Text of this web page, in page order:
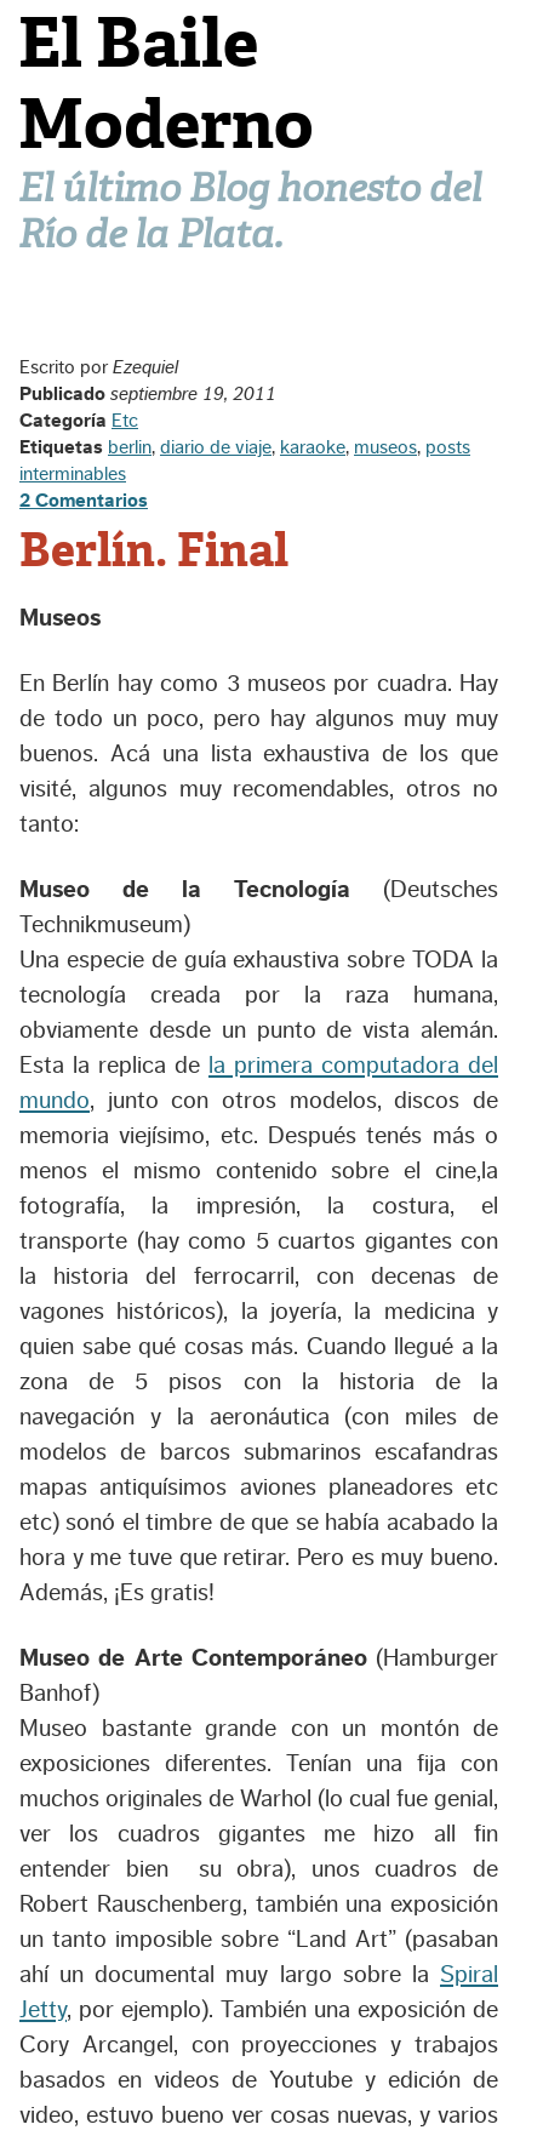
El Baile
Moderno
El último Blog honesto del
Río de la Plata.
Escrito porEzequiel
Publicado septiembre 19, 2011
Categoría Etc
Etiquetas berlin, diario de viaje, karaoke, museos, posts
interminables
2 Comentarios
Berlín. Final
Museos
En Berlín hay como 3 museos por cuadra. Hay
de todo un poco, pero hay algunos muy muy
buenos. Acá una lista exhaustiva de los que
visité, algunos muy recomendables, otros no
tanto:
Museo de la Tecnología (Deutsches
Technikmuseum)
Una especie de guía exhaustiva sobre TODA la
tecnología creada por la raza humana,
obviamente desde un punto de vista alemán.
Esta la replica de la primera computadora del
mundo, junto con otros modelos, discos de
memoria viejísimo, etc. Después tenés más o
menos el mismo contenido sobre el cine,la
fotografía, la impresión, la costura, el
transporte (hay como 5 cuartos gigantes con
la historia del ferrocarril, con decenas de
vagones históricos), la joyería, la medicina y
quien sabe qué cosas más. Cuando llegué a la
zona de 5 pisos con la historia de la
navegación y la aeronáutica (con miles de
modelos de barcos submarinos escafandras
mapas antiquísimos aviones planeadores etc
etc) sonó el timbre de que se había acabado la
hora y me tuve que retirar. Pero es muy bueno.
Además, ¡Es gratis!
Museo de Arte Contemporáneo(Hamburger
Banhof)
Museo bastante grande con un montón de
exposiciones diferentes. Tenían una fija con
muchos originales de Warhol (lo cual fue genial,
ver los cuadros gigantes me hizo all fin
entender bien su obra), unos cuadros de
Robert Rauschenberg, también una exposición
un tanto imposible sobre “Land Art” (pasaban
ahí un documental muy largo sobre la Spiral
Jetty, por ejemplo). También una exposición de
Cory Arcangel, con proyecciones y trabajos
basados en videos de Youtube y edición de
video, estuvo bueno ver cosas nuevas, y varios